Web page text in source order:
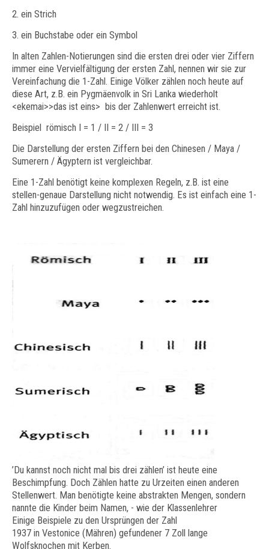
2. ein Strich
3. ein Buchstabe oder ein Symbol
In alten Zahlen-Notierungen sind die ersten drei oder vier Ziffern
immer eine Vervielfältigung der ersten Zahl, nennen wir sie zur
Vereinfachung die 1-Zahl. Einige Völker zählen noch heute auf
diese Art, z.B. ein Pygmäenvolk in Sri Lanka wiederholt
<ekemai>>das ist eins> bis der Zahlenwert erreicht ist.
Beispiel römisch I = 1 / II = 2 / III = 3
Die Darstellung der ersten Ziffern bei den Chinesen / Maya /
Sumerern / Ägyptern ist vergleichbar.
Eine 1-Zahl benötigt keine komplexen Regeln, z.B. ist eine
stellen-genaue Darstellung nicht notwendig. Es ist einfach eine 1-
Zahl hinzuzufügen oder wegzustreichen.
’Du kannst noch nicht mal bis drei zählen’ ist heute eine
Beschimpfung. Doch Zählen hatte zu Urzeiten einen anderen
Stellenwert. Man benötigte keine abstrakten Mengen, sondern
nannte die Kinder beim Namen, - wie der Klassenlehrer
Einige Beispiele zu den Ursprüngen der Zahl
1937 in Vestonice (Mähren) gefundener 7 Zoll lange
Wolfsknochen mit Kerben.